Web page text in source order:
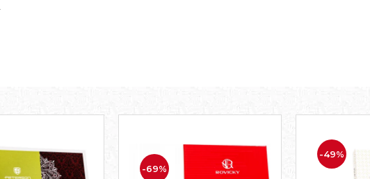
-69%
-49%